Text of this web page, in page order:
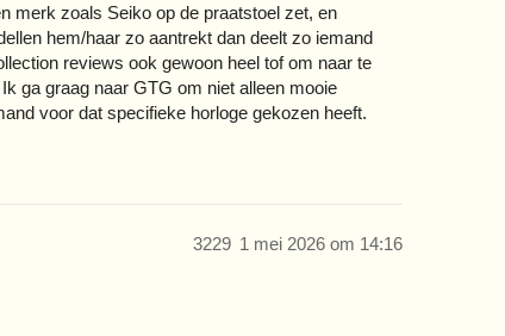
merk zoals Seiko op de praatstoel zet, en
hem/haar zo aantrekt dan deelt zo iemand
reviews ook gewoon heel tof om naar te
ga graag naar GTG om niet alleen mooie
voor dat specifieke horloge gekozen heeft.
1 mei 2026 om 14:16
3229